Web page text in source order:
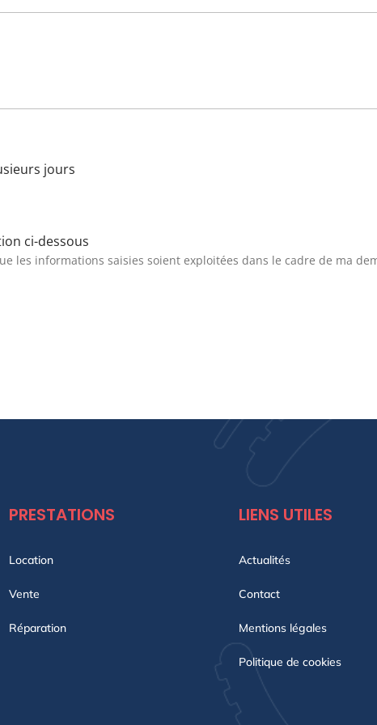
jours
ci-dessous
les informations saisies soient exploitées dans le cadre de ma
PRESTATIONS
Location
Vente
Réparation
LIENS UTILES
Actualités
Contact
Mentions légales
Politique de cookies